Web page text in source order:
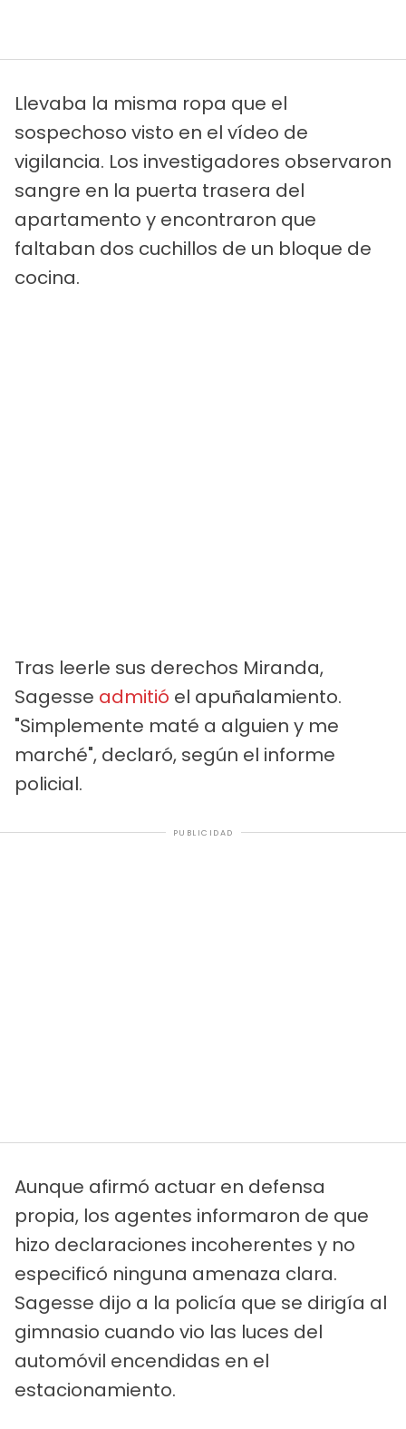
Llevaba la misma ropa que el
sospechoso visto en el vídeo de
vigilancia. Los investigadores observaron
sangre en la puerta trasera del
apartamento y encontraron que
faltaban dos cuchillos de un bloque de
cocina.
Tras leerle sus derechos Miranda,
Sagesse admitió el apuñalamiento.
"Simplemente maté a alguien y me
marché", declaró, según el informe
policial.
PUBLICIDAD
Aunque afirmó actuar en defensa
propia, los agentes informaron de que
hizo declaraciones incoherentes y no
especificó ninguna amenaza clara.
Sagesse dijo a la policía que se dirigía al
gimnasio cuando vio las luces del
automóvil encendidas en el
estacionamiento.